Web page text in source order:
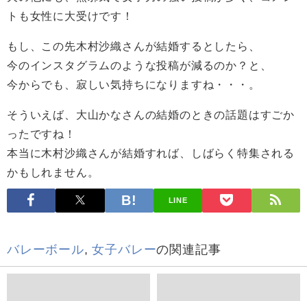
トも女性に大受けです！
もし、この先木村沙織さんが結婚するとしたら、
今のインスタグラムのような投稿が減るのか？と、
今からでも、寂しい気持ちになりますね・・・。
そういえば、大山かなさんの結婚のときの話題はすごか
ったですね！
本当に木村沙織さんが結婚すれば、しばらく特集される
かもしれません。
LINE
バレーボール,女子バレーの関連記事